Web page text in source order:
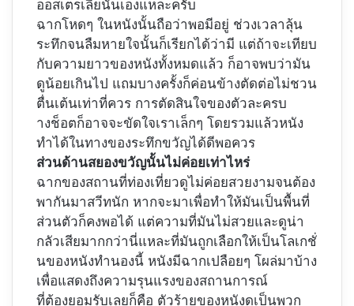
ออสเตรเลียนั่นเองแหละครับ
ฉากโหดๆ ในหนังนั้นถือว่าพอมีอยู่ ช่วงเวลาลุ้น
ระทึกจนลืมหายใจนั้นก็เรียกได้ว่ามี แต่ถ้าจะเทียบ
กับความยาวของหนังทั้งหมดแล้ว ก็อาจพบว่ามัน
ดูน้อยเกินไป แถมบางครั้งก็ค่อนข้างตัดต่อไม่ชวน
ตื่นเต้นเท่าที่ควร การตัดสินใจของตัวละครบ
างช็อตก็อาจจะขัดใจเราเล็กๆ โดยรวมแล้วหนัง
ทำได้ในทางของระทึกขวัญได้ดีพอควร
ส่วนด้านสยองขวัญนั้นไม่ค่อยเท่าไหร่
ฉากของสถานที่ท่องเที่ยวดูไม่ค่อยสวยงามจนต้อง
พากันมาสวีทนัก หากจะมาเพื่อทำให้มันเป็นพื้นที่
ส่วนตัวก็คงพอได้ แต่ความที่มันไม่สวยและดูน่า
กลัวเสียมากกว่านี่แหละที่มันถูกเลือกให้เป็นโลเกชั่
นของหนังทำนองนี้ หนังมีฉากเปลือยๆ โผล่มาบ้าง
เพื่อแสดงถึงความรุนแรงของสถานการณ์
ที่ต้องยอมรับเลยก็คือ ตัวร้ายของหนังดูเป็นพวก